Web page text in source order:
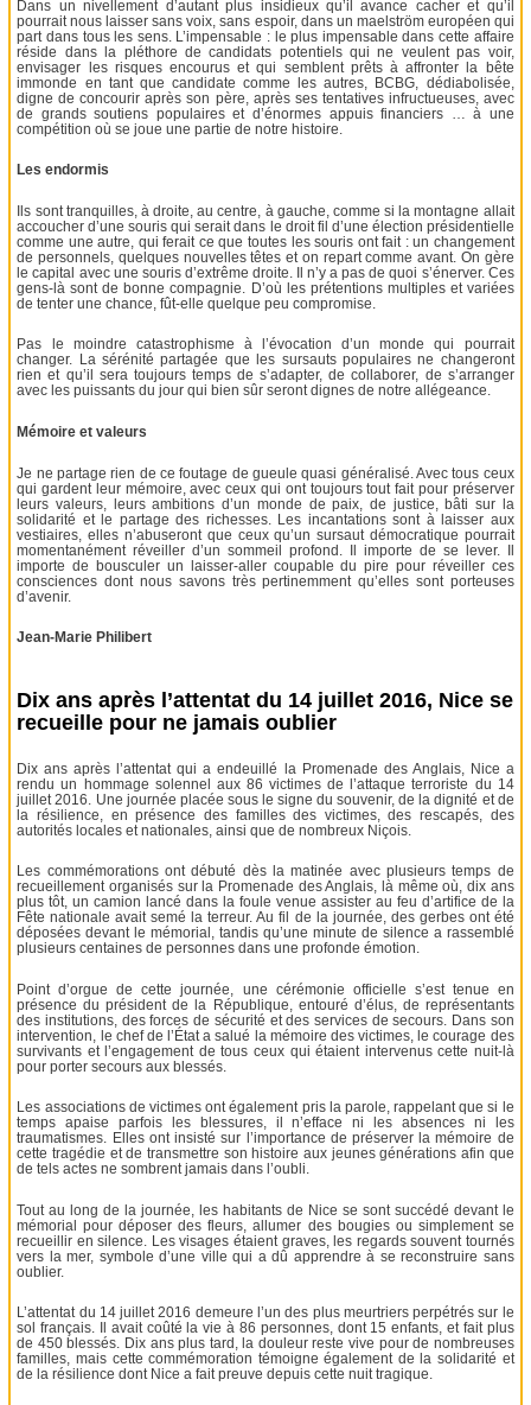
Dans un nivellement d’autant plus insidieux qu’il avance cacher et qu’il
pourrait nous laisser sans voix, sans espoir, dans un maelström européen qui
part dans tous les sens. L’impensable : le plus impensable dans cette affaire
réside dans la pléthore de candidats potentiels qui ne veulent pas voir,
envisager les risques encourus et qui semblent prêts à affronter la bête
immonde en tant que candidate comme les autres, BCBG, dédiabolisée,
digne de concourir après son père, après ses tentatives infructueuses, avec
de grands soutiens populaires et d’énormes appuis financiers … à une
compétition où se joue une partie de notre histoire.
Les endormis
Ils sont tranquilles, à droite, au centre, à gauche, comme si la montagne allait
accoucher d’une souris qui serait dans le droit fil d’une élection présidentielle
comme une autre, qui ferait ce que toutes les souris ont fait : un changement
de personnels, quelques nouvelles têtes et on repart comme avant. On gère
le capital avec une souris d’extrême droite. Il n’y a pas de quoi s’énerver. Ces
gens-là sont de bonne compagnie. D’où les prétentions multiples et variées
de tenter une chance, fût-elle quelque peu compromise.
Pas le moindre catastrophisme à l’évocation d’un monde qui pourrait
changer. La sérénité partagée que les sursauts populaires ne changeront
rien et qu’il sera toujours temps de s’adapter, de collaborer, de s’arranger
avec les puissants du jour qui bien sûr seront dignes de notre allégeance.
Mémoire et valeurs
Je ne partage rien de ce foutage de gueule quasi généralisé. Avec tous ceux
qui gardent leur mémoire, avec ceux qui ont toujours tout fait pour préserver
leurs valeurs, leurs ambitions d’un monde de paix, de justice, bâti sur la
solidarité et le partage des richesses. Les incantations sont à laisser aux
vestiaires, elles n’abuseront que ceux qu’un sursaut démocratique pourrait
momentanément réveiller d’un sommeil profond. Il importe de se lever. Il
importe de bousculer un laisser-aller coupable du pire pour réveiller ces
consciences dont nous savons très pertinemment qu’elles sont porteuses
d’avenir.
Jean-Marie Philibert
Dix ans après l’attentat du 14 juillet 2016, Nice se
recueille pour ne jamais oublier
Dix ans après l’attentat qui a endeuillé la Promenade des Anglais, Nice a
rendu un hommage solennel aux 86 victimes de l’attaque terroriste du 14
juillet 2016. Une journée placée sous le signe du souvenir, de la dignité et de
la résilience, en présence des familles des victimes, des rescapés, des
autorités locales et nationales, ainsi que de nombreux Niçois.
Les commémorations ont débuté dès la matinée avec plusieurs temps de
recueillement organisés sur la Promenade des Anglais, là même où, dix ans
plus tôt, un camion lancé dans la foule venue assister au feu d’artifice de la
Fête nationale avait semé la terreur. Au fil de la journée, des gerbes ont été
déposées devant le mémorial, tandis qu’une minute de silence a rassemblé
plusieurs centaines de personnes dans une profonde émotion.
Point d’orgue de cette journée, une cérémonie officielle s’est tenue en
présence du président de la République, entouré d’élus, de représentants
des institutions, des forces de sécurité et des services de secours. Dans son
intervention, le chef de l’État a salué la mémoire des victimes, le courage des
survivants et l’engagement de tous ceux qui étaient intervenus cette nuit-là
pour porter secours aux blessés.
Les associations de victimes ont également pris la parole, rappelant que si le
temps apaise parfois les blessures, il n’efface ni les absences ni les
traumatismes. Elles ont insisté sur l’importance de préserver la mémoire de
cette tragédie et de transmettre son histoire aux jeunes générations afin que
de tels actes ne sombrent jamais dans l’oubli.
Tout au long de la journée, les habitants de Nice se sont succédé devant le
mémorial pour déposer des fleurs, allumer des bougies ou simplement se
recueillir en silence. Les visages étaient graves, les regards souvent tournés
vers la mer, symbole d’une ville qui a dû apprendre à se reconstruire sans
oublier.
L’attentat du 14 juillet 2016 demeure l’un des plus meurtriers perpétrés sur le
sol français. Il avait coûté la vie à 86 personnes, dont 15 enfants, et fait plus
de 450 blessés. Dix ans plus tard, la douleur reste vive pour de nombreuses
familles, mais cette commémoration témoigne également de la solidarité et
de la résilience dont Nice a fait preuve depuis cette nuit tragique.